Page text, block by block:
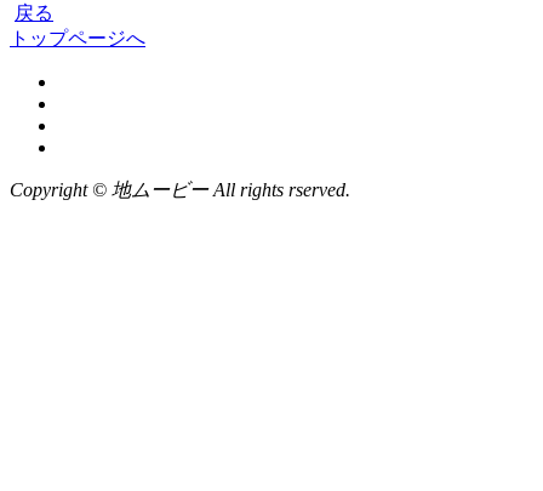
戻る
トップページへ
Copyright © 地ムービー All rights rserved.